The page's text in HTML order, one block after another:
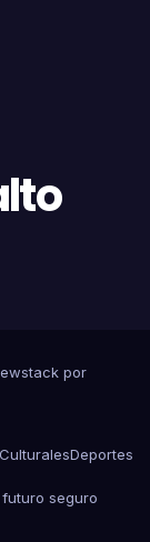
por
CulturalesDeportes
futuro seguro